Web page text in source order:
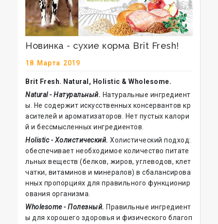
Новинка - сухие корма Brit Fresh!
18 Марта 2019
Brit Fresh. Natural, Holistic & Wholesome.
Natural - Натуральный. Натуральные ингредиент
ы. Не содержит искусственных консервантов кр
асителей и ароматизаторов. Нет пустых калори
й и бессмысленных ингредиентов.
Holistic - Холистический. Холистический подход:
обеспечивает необходимое количество питате
льных веществ (белков, жиров, углеводов, клет
чатки, витаминов и минералов) в сбалансирова
нных пропорциях для правильного функционир
ования организма.
Wholesome - Полезный. Правильные ингредиент
ы для хорошего здоровья и физического благоп